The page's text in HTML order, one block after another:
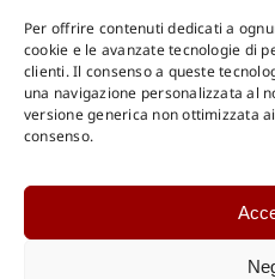
Per offrire contenuti dedicati a
cookie e le avanzate tecnologie di
clienti. Il consenso a queste
una navigazione personalizzata al
versione generica non ottimizzata
consenso.
Shop Gangemi Editore-